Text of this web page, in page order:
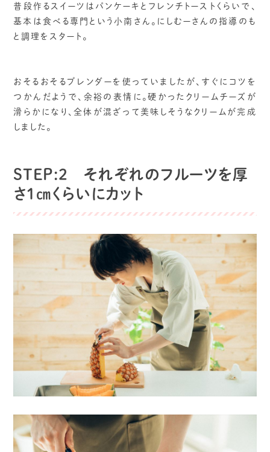
普段作るスイーツはパンケーキとフレンチトーストくらいで、
基本は食べる専門という小南さん。にしむーさんの指導のも
と調理をスタート。
おそるおそるブレンダーを使っていましたが、すぐにコツを
つかんだようで、余裕の表情に。硬かったクリームチーズが
滑らかになり、全体が混ざって美味しそうなクリームが完成
しました。
STEP:2 それぞれのフルーツを厚
さ1㎝くらいにカット